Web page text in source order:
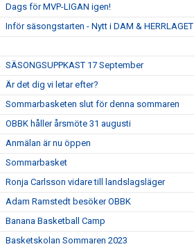
Dags för MVP-LIGAN igen!
Inför säsongstarten - Nytt i DAM & HERRLAGET
SÄSONGSUPPKAST 17 September
Är det dig vi letar efter?
Sommarbasketen slut för denna sommaren
OBBK håller årsmöte 31 augusti
Anmälan är nu öppen
Sommarbasket
Ronja Carlsson vidare till landslagsläger
Adam Ramstedt besöker OBBK
Banana Basketball Camp
Basketskolan Sommaren 2023